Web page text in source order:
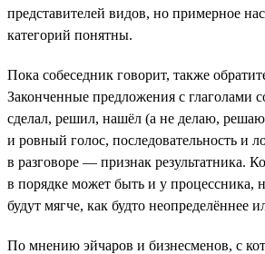
представителей видов, но примерное
категорий понятны.
Пока собеседник говорит, также
Законченные предложения с глаголами
сделал, решил, нашёл (а не делаю,
и ровный голос, последовательность и
в разговоре — признак результатника.
в порядке может быть и у процессника,
будут мягче, как будто неопределённее
По мнению эйчаров и бизнесменов, с